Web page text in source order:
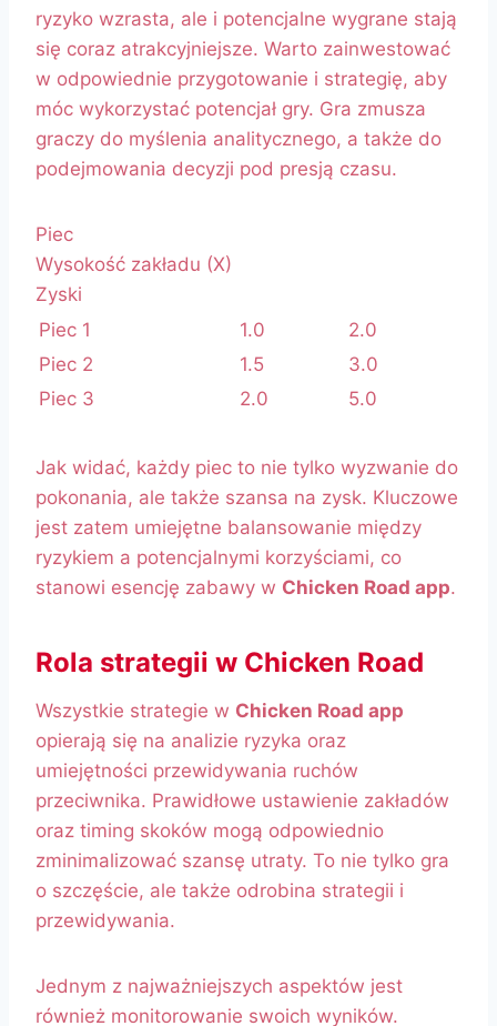
ryzyko wzrasta, ale i potencjalne wygrane stają
się coraz atrakcyjniejsze. Warto zainwestować
w odpowiednie przygotowanie i strategię, aby
móc wykorzystać potencjał gry. Gra zmusza
graczy do myślenia analitycznego, a także do
podejmowania decyzji pod presją czasu.
Piec
Wysokość zakładu (X)
Zyski
Piec 1
1.0
2.0
Piec 2
1.5
3.0
Piec 3
2.0 5.0
Jak widać, każdy piec to nie tylko wyzwanie do
pokonania, ale także szansa na zysk. Kluczowe
jest zatem umiejętne balansowanie między
ryzykiem a potencjalnymi korzyściami, co
stanowi esencję zabawy w Chicken Road app.
Rola strategii w Chicken Road
Wszystkie strategie w Chicken Road app
opierają się na analizie ryzyka oraz
umiejętności przewidywania ruchów
przeciwnika. Prawidłowe ustawienie zakładów
oraz timing skoków mogą odpowiednio
zminimalizować szansę utraty. To nie tylko gra
o szczęście, ale także odrobina strategii i
przewidywania.
Jednym z najważniejszych aspektów jest
również monitorowanie swoich wyników.